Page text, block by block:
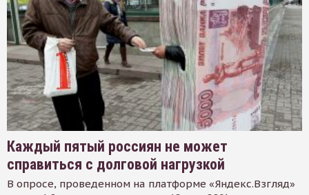
Каждый пятый россиян не может
справиться с долговой нагрузкой
В опросе, проведенном на платформе «Яндекс.Взгляд»